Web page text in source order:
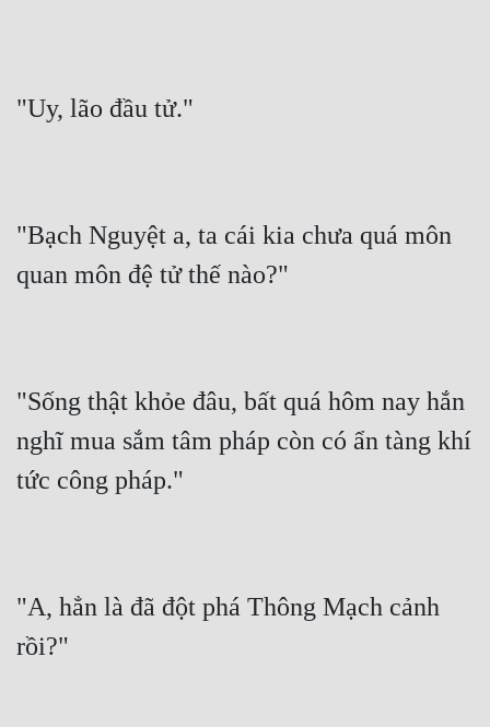
"Uy, lão đầu tử."
"Bạch Nguyệt a, ta cái kia chưa quá môn
quan môn đệ tử thế nào?"
"Sống thật khỏe đâu, bất quá hôm nay hắn
nghĩ mua sắm tâm pháp còn có ẩn tàng khí
tức công pháp."
"A, hẳn là đã đột phá Thông Mạch cảnh
rồi?"